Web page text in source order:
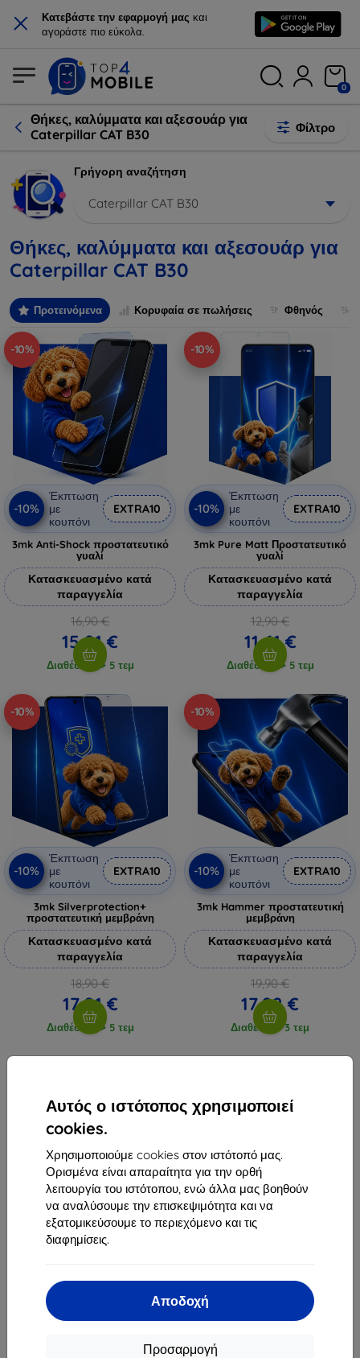
× Κατεβάστε την εφαρμογή μας και
αγοράστε πιο εύκολα.
Αυτός ο ιστότοπος χρησιμοποιεί
cookies.
Χρησιμοποιούμε cookies στον ιστότοπό μας.
Ορισμένα είναι απαραίτητα για την ορθή
λειτουργία του ιστότοπου, ενώ άλλα μας βοηθούν
να αναλύσουμε την επισκεψιμότητα και να
εξατομικεύσουμε το περιεχόμενο και τις
διαφημίσεις.
Αποδοχή
Προσαρμογή
0
Θήκες, καλύμματα και αξεσουάρ για
Caterpillar CAT B30
Φίλτρο
Γρήγορη αναζήτηση
Caterpillar CAT B30
Θήκες, καλύμματα και αξεσουάρ για
Caterpillar CAT B30
Προτεινόμενα Κορυφαία σε πωλήσεις Φθηνός
-10%
-10%
Έκπτωση
με
κουπόνι
EXTRA10
3mk Anti-Shock προστατευτικό
γυαλί
Κατασκευασμένο κατά
παραγγελία
16,90 €
15,21 €
Διαθέσιμο > 5 τεμ
-10%
-10%
Έκπτωση
με
κουπόνι
EXTRA10
3mk Pure Matt Προστατευτικό
γυαλί
Κατασκευασμένο κατά
παραγγελία
12,90 €
11,61 €
Διαθέσιμο > 5 τεμ
-10%
-10%
Έκπτωση
με
κουπόνι
EXTRA10
3mk Silverprotection+
προστατευτική μεμβράνη
Κατασκευασμένο κατά
παραγγελία
18,90 €
17,01 €
Διαθέσιμο > 5 τεμ
-10%
-10%
Έκπτωση
με
κουπόνι
EXTRA10
3mk Hammer προστατευτική
μεμβράνη
Κατασκευασμένο κατά
παραγγελία
19,90 €
17,92 €
Διαθέσιμο 3 τεμ
841 04 Bratislava
Αριθμός Μητρώου Εταιρείας:46701494